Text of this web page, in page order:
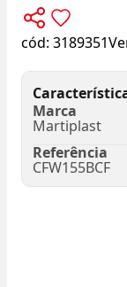
cód: 3189351
Marca
Martiplast
Referência
CFW155BCF